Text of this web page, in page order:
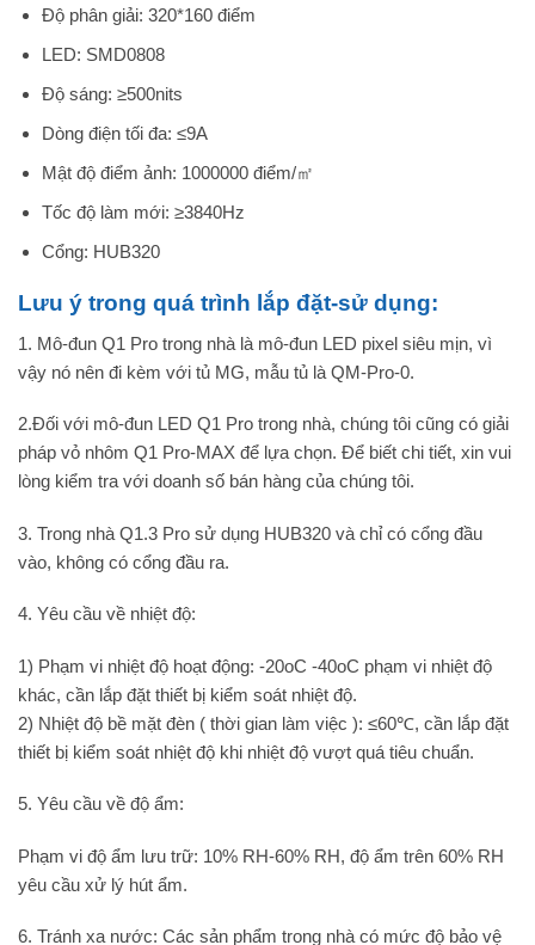
Độ phân giải: 320*160 điểm
LED: SMD0808
Độ sáng: ≥500nits
Dòng điện tối đa: ≤9A
Mật độ điểm ảnh: 1000000 điểm/㎡
Tốc độ làm mới: ≥3840Hz
Cổng: HUB320
Lưu ý trong quá trình lắp đặt-sử dụng:
1. Mô-đun Q1 Pro trong nhà là mô-đun LED pixel siêu mịn, vì
vậy nó nên đi kèm với tủ MG, mẫu tủ là QM-Pro-0.
2.Đối với mô-đun LED Q1 Pro trong nhà, chúng tôi cũng có giải
pháp vỏ nhôm Q1 Pro-MAX để lựa chọn. Để biết chi tiết, xin vui
lòng kiểm tra với doanh số bán hàng của chúng tôi.
3. Trong nhà Q1.3 Pro sử dụng HUB320 và chỉ có cổng đầu
vào, không có cổng đầu ra.
4. Yêu cầu về nhiệt độ:
1) Phạm vi nhiệt độ hoạt động: -20oC -40oC phạm vi nhiệt độ
khác, cần lắp đặt thiết bị kiểm soát nhiệt độ.
2) Nhiệt độ bề mặt đèn ( thời gian làm việc ): ≤60℃, cần lắp đặt
thiết bị kiểm soát nhiệt độ khi nhiệt độ vượt quá tiêu chuẩn.
5. Yêu cầu về độ ẩm:
Phạm vi độ ẩm lưu trữ: 10% RH-60% RH, độ ẩm trên 60% RH
yêu cầu xử lý hút ẩm.
6. Tránh xa nước: Các sản phẩm trong nhà có mức độ bảo vệ